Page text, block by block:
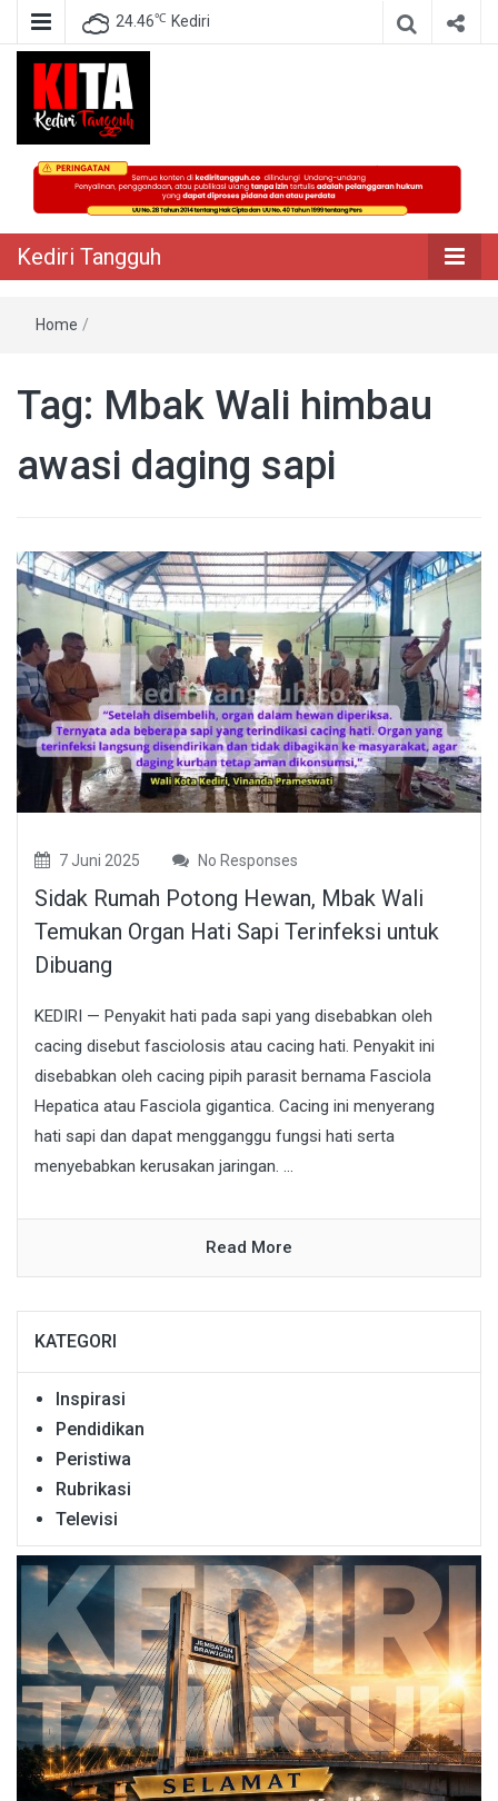
24.46℃ Kediri
Kediri Tangguh
Berita Akurat Terpercaya
Kediri Tangguh
Home /
Tag: Mbak Wali himbau
awasi daging sapi
7 Juni 2025 No Responses
Sidak Rumah Potong Hewan, Mbak Wali
Temukan Organ Hati Sapi Terinfeksi untuk
Dibuang
KEDIRI — Penyakit hati pada sapi yang disebabkan oleh
cacing disebut fasciolosis atau cacing hati. Penyakit ini
disebabkan oleh cacing pipih parasit bernama Fasciola
Hepatica atau Fasciola gigantica. Cacing ini menyerang
hati sapi dan dapat mengganggu fungsi hati serta
menyebabkan kerusakan jaringan. ...
Read More
KATEGORI
Inspirasi
Pendidikan
Peristiwa
Rubrikasi
Televisi